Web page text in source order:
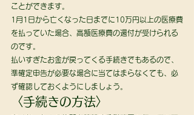
ことができます。
1月1日から亡くなった日までに10万円以上の医療費
を払っていた場合、高額医療費の還付が受けられる
のです。
払いすぎたお金が戻ってくる手続きでもあるので、
準確定申告が必要な場合に当てはまらなくても、必
ず確認しておくようにしましょう。
〈手続きの方法〉